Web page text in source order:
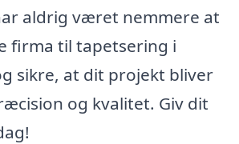
aldrig været nemmere at
firma til tapetsering i
sikre, at dit projekt bliver
og kvalitet. Giv dit